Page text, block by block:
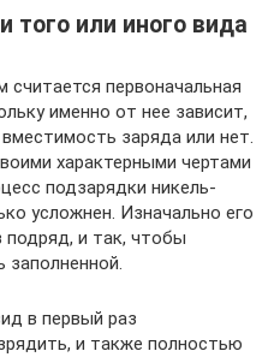
того или иного вида
первоначальная
именно от нее зависит,
заряда или нет.
характерными чертами
подзарядки никель-
усложнен. Изначально его
подряд, и так, чтобы
заполненной.
в первый раз
и также полностью